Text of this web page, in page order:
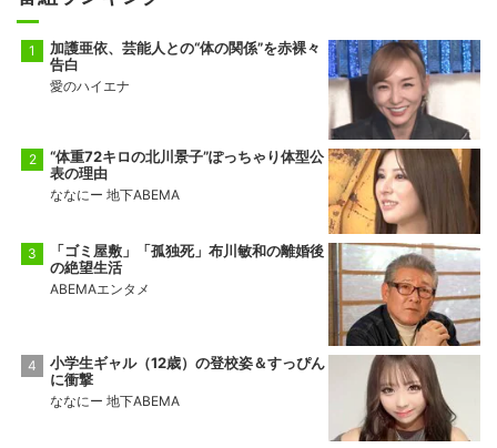
加護亜依、芸能人との“体の関係”を赤裸々
告白
愛のハイエナ
“体重72キロの北川景子”ぽっちゃり体型公
表の理由
ななにー 地下ABEMA
「ゴミ屋敷」「孤独死」布川敏和の離婚後
の絶望生活
ABEMAエンタメ
小学生ギャル（12歳）の登校姿＆すっぴん
に衝撃
ななにー 地下ABEMA